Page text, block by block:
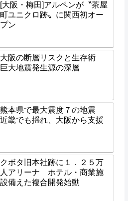
[大阪・梅田]アルペンが〝茶屋
町ユニクロ跡〟に関西初オー
プン
大阪の断層リスクと生存術
巨大地震発生源の深層
熊本県で最大震度７の地震
近畿でも揺れ、大阪から支援
クボタ旧本社跡に１．２５万
人アリーナ ホテル・商業施
設備えた複合開発始動